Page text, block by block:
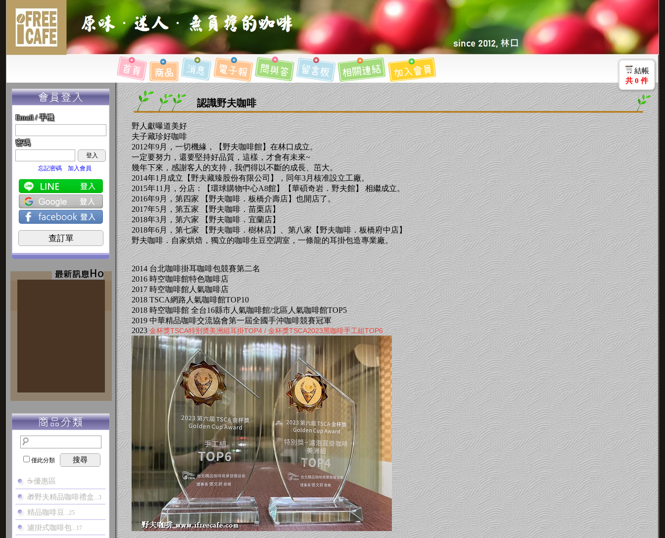
結帳
共 0 件
Email / 手機
密碼
登入
忘記密碼
加入會員
查訂單
僅此分類 搜尋
☕優惠區
🎁野夫精品咖啡禮盒...3
精品咖啡豆 ...25
濾掛式咖啡包...17
認識野夫咖啡
野人獻曝道美好
夫子藏珍好咖啡
2012年9月，一切機緣，【野夫咖啡館】在林口成立。
一定要努力，還要堅持好品質，這樣，才會有未來~
幾年下來，感謝客人的支持，我們得以不斷的成長、茁大。
2014年1月成立【野夫藏臻股份有限公司】，同年3月核准設立工廠。
2015年11月，分店：【環球購物中心A8館】【華碩奇岩．野夫館】 相繼成立。
2016年9月，第四家 【野夫咖啡．板橋介壽店】也開店了。
2017年5月，第五家 【野夫咖啡．苗栗店】
2018年3月，第六家 【野夫咖啡．宜蘭店】
2018年6月，第七家 【野夫咖啡．樹林店】、第八家【野夫咖啡．板橋府中店】
野夫咖啡．自家烘焙，獨立的咖啡生豆空調室，一條龍的耳掛包造專業廠。
2014 台北咖啡掛耳咖啡包競賽第二名
2016 時空咖啡館特色咖啡店
2017 時空咖啡館人氣咖啡店
2018 TSCA網路人氣咖啡館TOP10
2018 時空咖啡館 全台16縣市人氣咖啡館/北區人氣咖啡館TOP5
2019 中華精品咖啡交流協會第一屆全國手沖咖啡競賽冠軍
2023金杯獎TSCA特別奬美洲組耳掛TOP4 / 金杯獎TSCA2023黑咖啡手工組TOP6